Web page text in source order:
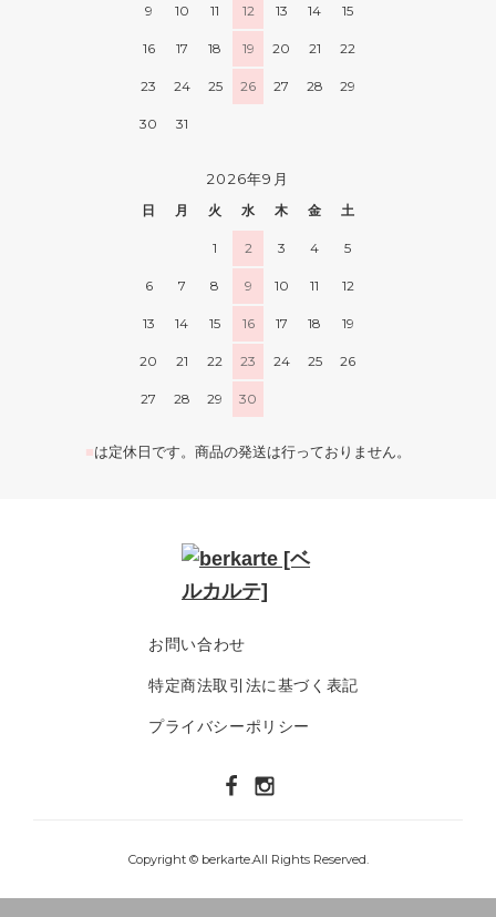
9 10 11 12 13 14 15
16 17 18 19 20 21 22
23 24 25 26 27 28 29
30 31
2026年9月
日 月 火 水 木 金 土
1 2 3 4 5
6 7 8 9 10 11 12
13 14 15 16 17 18 19
20 21 22 23 24 25 26
27 28 29 30
■は定休日です。商品の発送は行っておりません。
お問い合わせ
特定商法取引法に基づく表記
プライバシーポリシー
Copyright © berkarte.All Rights Reserved.